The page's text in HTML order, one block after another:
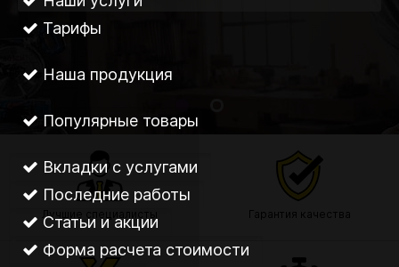
Тарифы
Наша продукция
Популярные товары
Вкладки с услугами
Последние работы
Статьи и акции
Форма расчета стоимости
Лучшие специалисты Гарантия качества